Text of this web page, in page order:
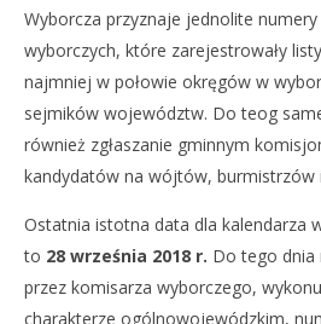
Wyborcza przyznaje jednolite
wyborczych, które zarejestrowały
najmniej w połowie okręgów w
sejmików województw. Do teog
również zgłaszanie gminnym
kandydatów na wójtów, burmistrzów
Ostatnia istotna data dla kalendarza
to 28 września 2018 r. Do tego dnia
przez komisarza wyborczego,
charakterze ogólnowojewódzkim,